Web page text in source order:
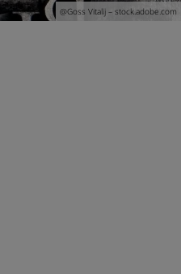
@Goss Vitalij – stock.adobe.com